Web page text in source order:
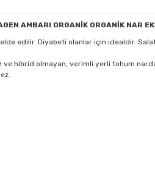
AMBARI ORGANİK ORGANİK NAR
edilir. Diyabeti olanlar için idealdir.
ve hibrid olmayan, verimli yerli tohum